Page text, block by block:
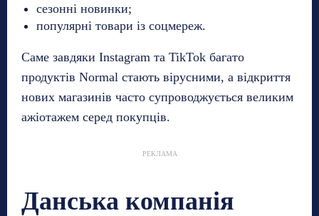
сезонні новинки;
популярні товари із соцмереж.
Саме завдяки Instagram та TikTok багато
продуктів Normal стають вірусними, а відкриття
нових магазинів часто супроводжується великим
ажіотажем серед покупців.
РЕКЛАМА
Данська компанія